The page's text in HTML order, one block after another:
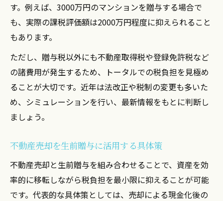
す。例えば、3000万円のマンションを贈与する場合で
も、実際の課税評価額は2000万円程度に抑えられること
もあります。
ただし、贈与税以外にも不動産取得税や登録免許税など
の諸費用が発生するため、トータルでの税負担を見極め
ることが大切です。近年は法改正や税制の変更も多いた
め、シミュレーションを行い、最新情報をもとに判断し
ましょう。
不動産売却を生前贈与に活用する具体策
不動産売却と生前贈与を組み合わせることで、資産を効
率的に移転しながら税負担を最小限に抑えることが可能
です。代表的な具体策としては、売却による現金化後の